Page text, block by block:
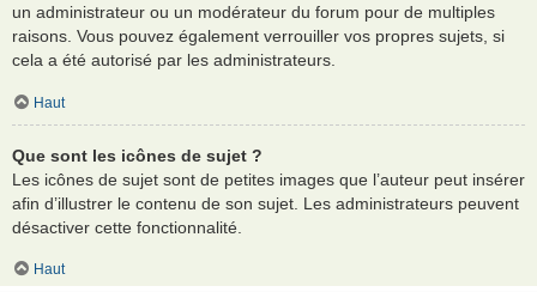
un administrateur ou un modérateur du forum pour de multiples
raisons. Vous pouvez également verrouiller vos propres sujets, si
cela a été autorisé par les administrateurs.
Haut
Que sont les icônes de sujet ?
Les icônes de sujet sont de petites images que l’auteur peut insérer
afin d’illustrer le contenu de son sujet. Les administrateurs peuvent
désactiver cette fonctionnalité.
Haut